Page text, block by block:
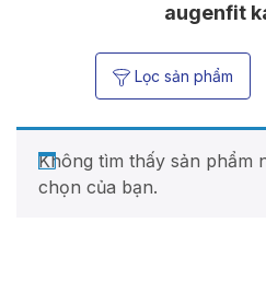
augenfit
Lọc sản phẩm
Không tìm thấy sản phẩm
chọn của bạn.